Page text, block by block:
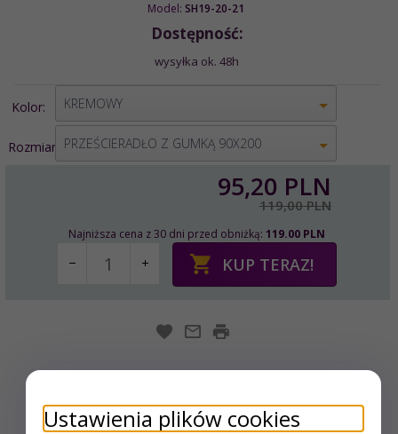
Model: SH19-20-21
Dostępność:
wysyłka ok. 48h
Kolor: KREMOWY
Rozmiar:
options[1]
PRZEŚCIERADŁO Z GUMKĄ 90X200
95,20 PLN
119,00 PLN
Najniższa cena z 30 dni przed obniżką: 119.00 PLN
KUP TERAZ!
Ustawienia plików cookies